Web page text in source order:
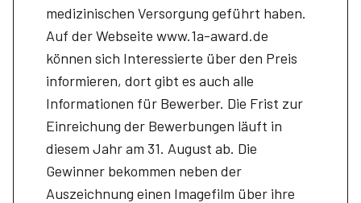
medizinischen Versorgung geführt haben.
Auf der Webseite www.1a-award.de
können sich Interessierte über den Preis
informieren, dort gibt es auch alle
Informationen für Bewerber. Die Frist zur
Einreichung der Bewerbungen läuft in
diesem Jahr am 31. August ab. Die
Gewinner bekommen neben der
Auszeichnung einen Imagefilm über ihre